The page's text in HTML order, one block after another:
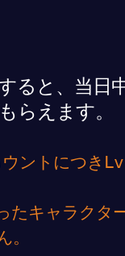
ると、当日
らえます。
ントにつき
たキャラクタ
。